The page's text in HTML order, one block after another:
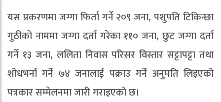
यस प्रकरणमा जग्गा फिर्ता गर्ने २०९ जना, पशुपति टिकिन्छा
गुठीको नाममा जग्गा दर्ता गरेका ११० जना, छुट जग्गा दर्ता
गर्ने १३ जना, ललिता निवास परिसर विस्तार सट्टापट्टा तथा
शोधभर्ना गर्ने ७४ जनालाई पक्राउ गर्ने अनुमति लिइएको
पत्रकार सम्मेलनमा जारी गराइएको छ।